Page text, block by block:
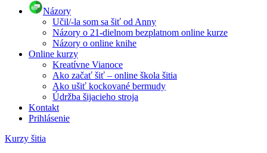
Názory
Učil/-la som sa šiť od Anny
Názory o 21-dielnom bezplatnom online kurze
Názory o online knihe
Online kurzy
Kreatívne Vianoce
Ako začať šiť – online škola šitia
Ako ušiť kockované bermudy
Údržba šijacieho stroja
Kontakt
Prihlásenie
Kurzy šitia